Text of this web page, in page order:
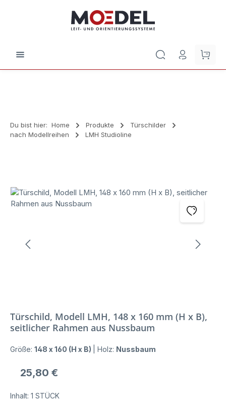
Zum Hauptinhalt springen
Du bist hier: Home Produkte
Türschilder
nach Modellreihen
LMH Studioline
Bildergalerie überspringen
Türschild, Modell LMH, 148 x 160 mm (H x B),
seitlicher Rahmen aus Nussbaum
Größe: 148 x 160 (H x B) Holz: Nussbaum
Regulärer Preis:
25,80 €
Inhalt: 1 STÜCK